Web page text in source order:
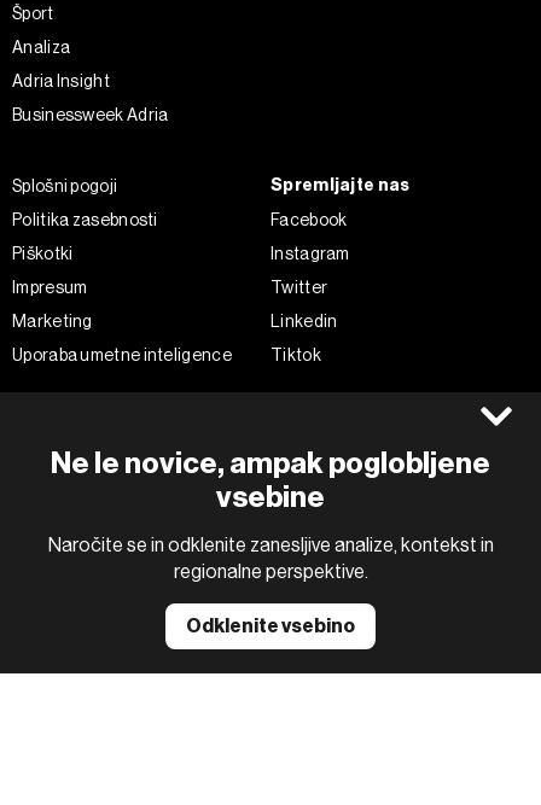
Ne le novice, ampak poglobljene
vsebine
Naročite se in odklenite zanesljive analize, kontekst in
regionalne perspektive.
Odklenite vsebino
Šport
Analiza
Adria Insight
Businessweek Adria
Splošni pogoji
Politika zasebnosti
Piškotki
Impresum
Marketing
Uporaba umetne inteligence
Spremljajte nas
Facebook
Instagram
Twitter
Linkedin
Tiktok
the BLOOMBERG logo are registered trademarks and service marks of
Bloomberg Finance L.P. or its subsidiaries, displayed with permission
Bloomberg Adria is a Mtel Swiss SA Property